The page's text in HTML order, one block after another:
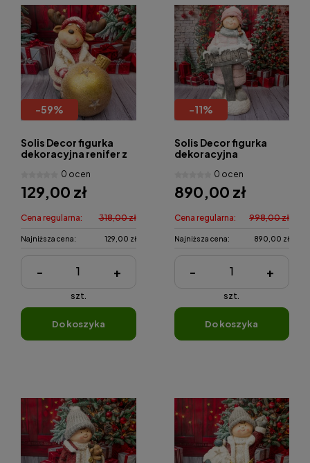
-59%
Solis Decor figurka
dekoracyjna renifer z
0 ocen
129,00 zł
Cena regularna: 318,00 zł
Najniższa cena: 129,00 zł
- +
szt.
do koszyka
-11%
Solis Decor figurka
dekoracyjna
,,Welcome"
0 ocen
890,00 zł
Cena regularna: 998,00 zł
Najniższa cena: 890,00 zł
- +
szt.
do koszyka